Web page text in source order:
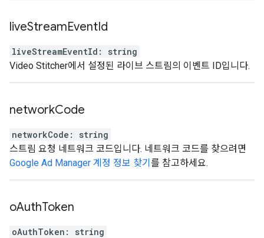
liveStreamEventId
liveStreamEventId :
string
Video Stitcher에서 설정된 라이브 스트림의 이벤트 ID입니다.
networkCode
networkCode :
string
스트림 요청 네트워크 코드입니다. 네트워크 코드를 찾으려면
Google Ad Manager 계정 정보 찾기 를 참고하세요.
oAuthToken
oAuthToken :
string